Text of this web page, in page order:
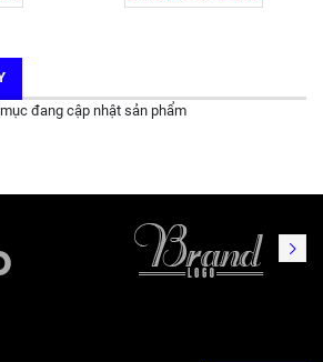
đang cập nhật sản phẩm